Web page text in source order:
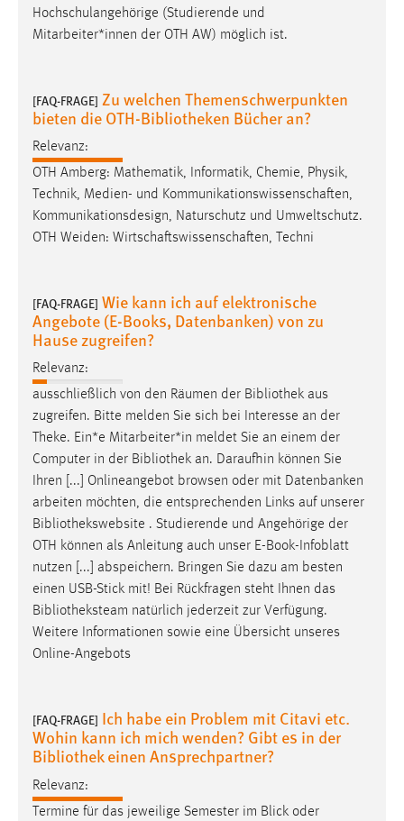
Hochschulangehörige (Studierende und
Mitarbeiter*innen der OTH AW) möglich ist.
[FAQ-FRAGE] Zu welchen Themenschwerpunkten
bieten die OTH-Bibliotheken Bücher an?
Relevanz:
OTH Amberg: Mathematik, Informatik, Chemie, Physik,
Technik, Medien- und Kommunikationswissenschaften,
Kommunikationsdesign, Naturschutz und Umweltschutz.
OTH Weiden: Wirtschaftswissenschaften, Techni
[FAQ-FRAGE] Wie kann ich auf elektronische
Angebote (E-Books, Datenbanken) von zu
Hause zugreifen?
Relevanz:
ausschließlich von den Räumen der Bibliothek aus
zugreifen. Bitte melden Sie sich bei Interesse an der
Theke. Ein*e Mitarbeiter*in meldet Sie an einem der
Computer in der Bibliothek an. Daraufhin können Sie
Ihren [...] Onlineangebot browsen oder mit Datenbanken
arbeiten möchten, die entsprechenden Links auf unserer
Bibliothekswebsite . Studierende und Angehörige der
OTH können als Anleitung auch unser E-Book-Infoblatt
nutzen [...] abspeichern. Bringen Sie dazu am besten
einen USB-Stick mit! Bei Rückfragen steht Ihnen das
Bibliotheksteam natürlich jederzeit zur Verfügung.
Weitere Informationen sowie eine Übersicht unseres
Online-Angebots
[FAQ-FRAGE] Ich habe ein Problem mit Citavi etc.
Wohin kann ich mich wenden? Gibt es in der
Bibliothek einen Ansprechpartner?
Relevanz:
Termine für das jeweilige Semester im Blick oder
Login
fe_user, be_user, be_lastLoginProvider
Zweck:
Dieser Cookie ist notwendig um sich an der Website
einloggen zu können.
Cookie Laufzeit:
24 Stunden
STATISTIK
Statistik Cookies erfassen Informationen anonym.
Diese Informationen helfen uns zu verstehen, wie
Matomo
Name:
_pk_ref, _pk_cvar, _pk_id, _pk_ses
Zweck:
Cookie Laufzeit:
Max. 13 Monate
MARKETING
Sie tun dies, indem sie Besucher über Websites
hinweg verfolgen.
Name: